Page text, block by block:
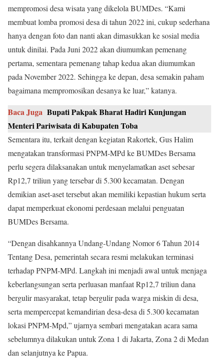
mempromosi desa wisata yang dikelola BUMDes. “Kami
membuat lomba promosi desa di tahun 2022 ini, cukup sederhana
hanya dengan foto dan nanti akan dimasukkan ke sosial media
untuk dinilai. Pada Juni 2022 akan diumumkan pemenang
pertama, sementara pemenang tahap kedua akan diumumkan
pada November 2022. Sehingga ke depan, desa semakin paham
bagaimana mempromosikan desanya ke luar,” katanya.
Baca Juga Bupati Pakpak Bharat Hadiri Kunjungan
Menteri Pariwisata di Kabupaten Toba
Sementara itu, terkait dengan kegiatan Rakortek, Gus Halim
mengatakan transformasi PNPM-MPd ke BUMDes Bersama
perlu segera dilaksanakan untuk menyelamatkan aset sebesar
Rp12,7 triliun yang tersebar di 5.300 kecamatan. Dengan
demikian aset-aset tersebut akan memiliki kepastian hukum serta
dapat memperkuat ekonomi perdesaan melalui penguatan
BUMDes Bersama.
“Dengan disahkannya Undang-Undang Nomor 6 Tahun 2014
Tentang Desa, pemerintah secara resmi melakukan terminasi
terhadap PNPM-MPd. Langkah ini menjadi awal untuk menjaga
keberlangsungan serta perluasan manfaat Rp12,7 triliun dana
bergulir masyarakat, tetap bergulir pada warga miskin di desa,
serta mempercepat kemandirian desa-desa di 5.300 kecamatan
lokasi PNPM-Mpd,” ujarnya sembari mengatakan acara sama
sebelumnya dilakukan untuk Zona 1 di Jakarta, Zona 2 di Medan
dan selanjutnya ke Papua.